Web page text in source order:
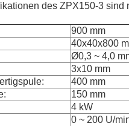
des ZPX150-3
900 mm
40x40x800
Ø0,3 ~ 4,0
3x10 mm
400 mm
150 mm
4 kW
0 ~ 200 U/